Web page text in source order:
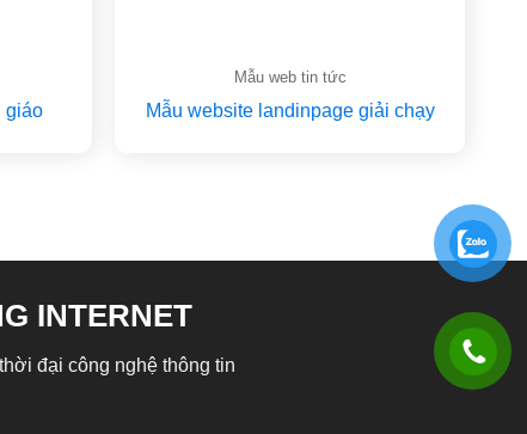
giáo
Mẫu web tin tức
Mẫu website landinpage giải chạy
INTERNET
đại công nghệ thông tin